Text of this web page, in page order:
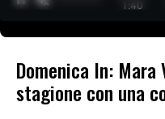
1:40
Domenica In:
stagione con una